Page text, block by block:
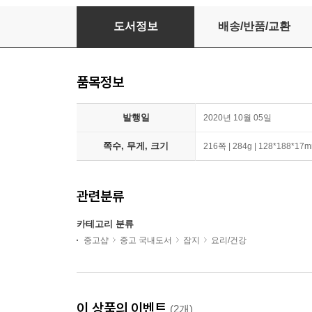
베어 bear (계간) : vol.17
도서정보 배송/반품/교환
품목정보
발행일 2020년 10월 05일
쪽수, 무게, 크기 216쪽 | 284g |
관련분류
카테고리 분류
중고샵 중고 국내도서 잡지 요리/건강
이 상품의 이벤트 (2개)